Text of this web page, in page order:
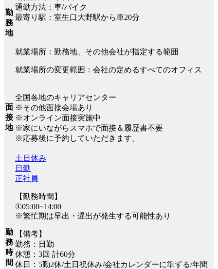
勤
務
地
通勤方法：車/バイク
最寄り駅：室生口大野駅から車20分
就業場所：勤務地、その他会社が指定する範囲
就業場所の変更範囲：会社の定めるすべてのオフィス
面
接
地
全国各地のキャリアセンター
※その他面接会場あり
※オンライン面接実施中
※家にいながらスマホで面接＆履歴書不要
※応募後に予約していただきます。
勤
務
時
間
土日休み
日勤
正社員
【勤務時間】
①05:00~14:00
※繁忙期は早出・遅出が発生する可能性あり
【備考】
勤務：日勤
休憩：3回 計60分
休日：5勤2休/土日祝休み/会社カレンダーに準ずる/年間